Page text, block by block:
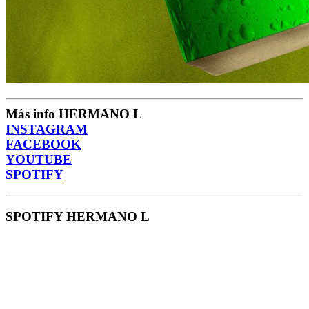
Más info HERMANO L
INSTAGRAM
FACEBOOK
YOUTUBE
SPOTIFY
SPOTIFY HERMANO L